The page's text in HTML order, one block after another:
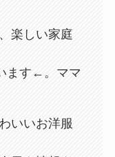
楽しい家庭
ます←。ママ
いいお洋服